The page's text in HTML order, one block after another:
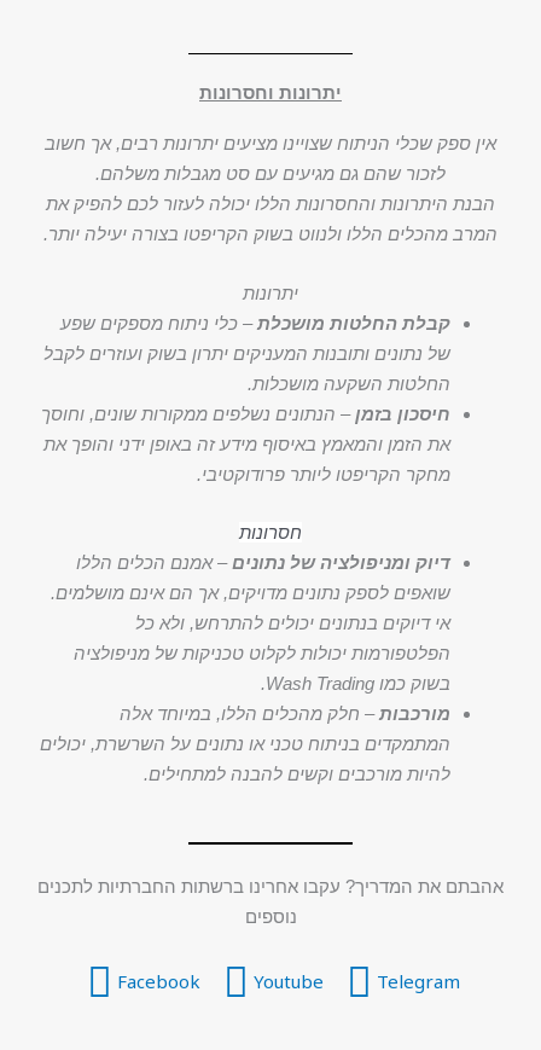
יתרונות וחסרונות
אין ספק שכלי הניתוח שצויינו מציעים יתרונות רבים, אך חשוב
לזכור שהם גם מגיעים עם סט מגבלות משלהם.
הבנת היתרונות והחסרונות הללו יכולה לעזור לכם להפיק את
המרב מהכלים הללו ולנווט בשוק הקריפטו בצורה יעילה יותר.
יתרונות
קבלת החלטות מושכלת– כלי ניתוח מספקים שפע
של נתונים ותובנות המעניקים יתרון בשוק ועוזרים לקבל
החלטות השקעה מושכלות.
חיסכון בזמן – הנתונים נשלפים ממקורות שונים, וחוסך
את הזמן והמאמץ באיסוף מידע זה באופן ידני והופך את
מחקר הקריפטו ליותר פרודוקטיבי.
חסרונות
דיוק ומניפולציה של נתונים – אמנם הכלים הללו
שואפים לספק נתונים מדויקים, אך הם אינם מושלמים.
אי דיוקים בנתונים יכולים להתרחש, ולא כל
הפלטפורמות יכולות לקלוט טכניקות של מניפולציה
בשוק כמו Wash Trading.
מורכבות– חלק מהכלים הללו, במיוחד אלה
המתמקדים בניתוח טכני או נתונים על השרשרת, יכולים
להיות מורכבים וקשים להבנה למתחילים.
אהבתם את המדריך? עקבו אחרינו ברשתות החברתיות לתכנים
נוספים
Telegram
Youtube
Facebook